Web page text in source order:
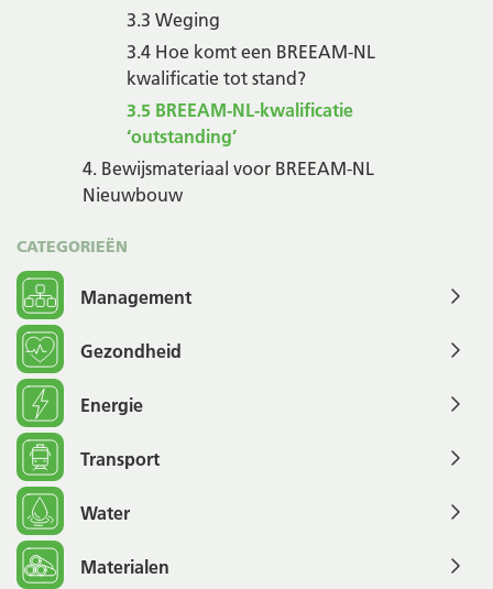
3.3 Weging
3.4 Hoe komt een BREEAM-NL
kwalificatie tot stand?
3.5 BREEAM-NL-kwalificatie
‘outstanding’
4. Bewijsmateriaal voor BREEAM-NL
Nieuwbouw
CATEGORIEËN
Management
Gezondheid
Energie
Transport
Water
Materialen